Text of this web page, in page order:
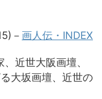
－画人伝・INDEX
近世大阪画壇、
大坂画壇、近世の